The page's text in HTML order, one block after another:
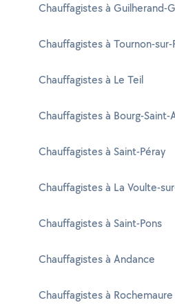
Chauffagistes à Guilherand-
Chauffagistes à Tournon-sur-
Chauffagistes à Le Teil
Chauffagistes à Bourg-Saint-
Chauffagistes à Saint-Péray
Chauffagistes à La Voulte-
Chauffagistes à Saint-Pons
Chauffagistes à Andance
Chauffagistes à Rochemaure